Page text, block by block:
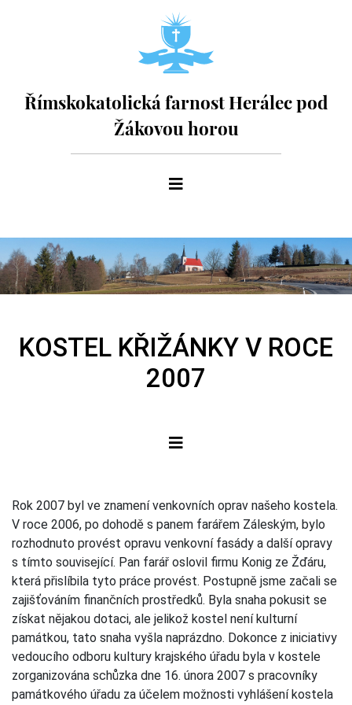
Římskokatolická farnost Herálec pod
Žákovou horou
KOSTEL KŘIŽÁNKY V ROCE
2007
Rok 2007 byl ve znamení venkovních oprav našeho kostela.
V roce 2006, po dohodě s panem farářem Záleským, bylo
rozhodnuto provést opravu venkovní fasády a další opravy
s tímto související. Pan farář oslovil firmu Konig ze Žďáru,
která přislíbila tyto práce provést. Postupně jsme začali se
zajišťováním finančních prostředků. Byla snaha pokusit se
získat nějakou dotaci, ale jelikož kostel není kulturní
památkou, tato snaha vyšla naprázdno. Dokonce z iniciativy
vedoucího odboru kultury krajského úřadu byla v kostele
zorganizována schůzka dne 16. února 2007 s pracovníky
památkového úřadu za účelem možnosti vyhlášení kostela